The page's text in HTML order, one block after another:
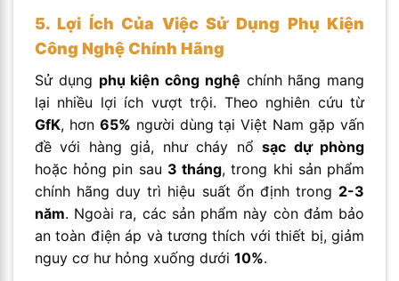
5. Lợi Ích Của Việc Sử Dụng Phụ Kiện
Công Nghệ Chính Hãng
Sử dụng phụ kiện công nghệ chính hãng mang
lại nhiều lợi ích vượt trội. Theo nghiên cứu từ
GfK, hơn 65% người dùng tại Việt Nam gặp vấn
đề với hàng giả, như cháy nổsạc dự phòng
hoặc hỏng pin sau 3 tháng, trong khi sản phẩm
chính hãng duy trì hiệu suất ổn định trong 2-3
năm. Ngoài ra, các sản phẩm này còn đảm bảo
an toàn điện áp và tương thích với thiết bị, giảm
nguy cơ hư hỏng xuống dưới 10%.